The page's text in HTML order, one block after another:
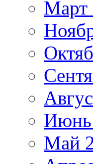
Март
Июнь
Май